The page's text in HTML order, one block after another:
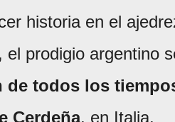
historia en el
, el prodigio argentino
de todos los
Cerdeña, en Italia.